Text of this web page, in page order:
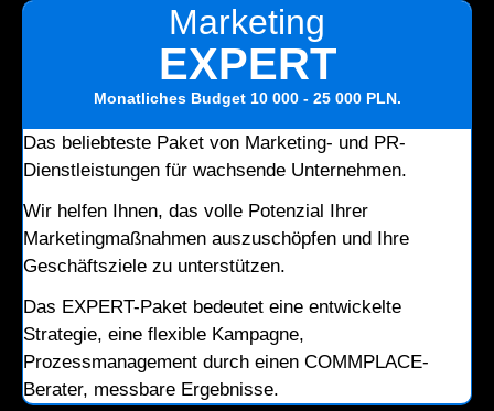
Marketing
EXPERT
Monatliches Budget 10 000 - 25 000 PLN.
Das beliebteste Paket von Marketing- und PR-
Dienstleistungen für wachsende Unternehmen.
Wir helfen Ihnen, das volle Potenzial Ihrer
Marketingmaßnahmen auszuschöpfen und Ihre
Geschäftsziele zu unterstützen.
Das EXPERT-Paket bedeutet eine entwickelte
Strategie, eine flexible Kampagne,
Prozessmanagement durch einen COMMPLACE-
Berater, messbare Ergebnisse.